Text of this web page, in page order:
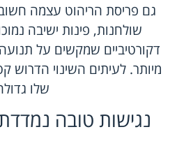
גם פריסת הריהוט עצמה
שולחנות, פינות ישיבה
דקורטיביים שמקשים על
מיותר. לעיתים השינוי
שלו
נגישות טובה